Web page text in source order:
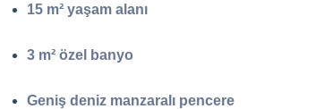
15 m² yaşam alanı
3 m² özel banyo
Geniş deniz manzaralı pencere